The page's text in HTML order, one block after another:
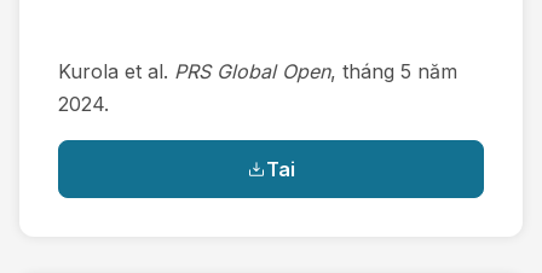
Kurola et al. PRS Global Open, tháng 5 năm
2024.
Tai